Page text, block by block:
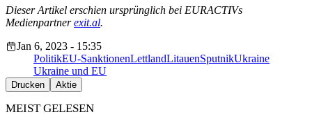
Dieser Artikel erschien ursprünglich bei EURACTIVs
Medienpartnerexit.al.
Jan 6, 2023 - 15:35
PolitikEU-SanktionenLettlandLitauenSputnikUkraine
Ukraine und EU
Drucken Aktie
MEIST GELESEN